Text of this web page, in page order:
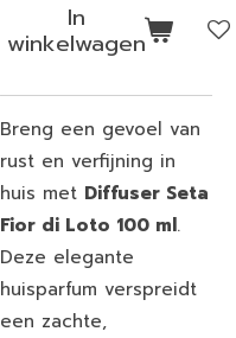
In
winkelwagen
Breng een gevoel van
rust en verfijning in
huis met Diffuser Seta
Fior di Loto 100 ml.
Deze elegante
huisparfum verspreidt
een zachte,